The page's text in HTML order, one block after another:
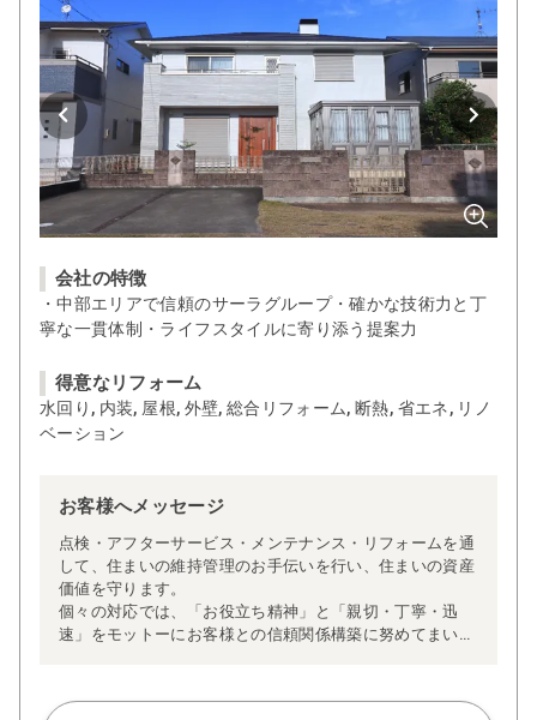
会社の特徴
・中部エリアで信頼のサーラグループ・確かな技術力と丁
寧な一貫体制・ライフスタイルに寄り添う提案力
得意なリフォーム
水回り, 内装, 屋根, 外壁, 総合リフォーム, 断熱, 省エネ, リノ
ベーション
お客様へメッセージ
点検・アフターサービス・メンテナンス・リフォームを通
して、住まいの維持管理のお手伝いを行い、住まいの資産
価値を守ります。
個々の対応では、「お役立ち精神」と「親切・丁寧・迅
速」をモットーにお客様との信頼関係構築に努めてまいり